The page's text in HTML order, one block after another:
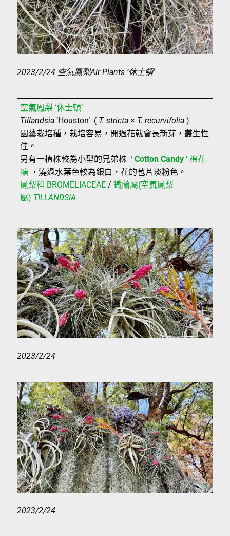
2023/2/24 空氣鳳梨Air Plants ‘休士頓’
空氣鳳梨 ‘休士頓’
Tillandsia‘Houston’ ( T. stricta× T. recurvifolia)
園藝栽培種，栽培容易，開過花就會長新芽，叢生性
佳。
另有一植株較為小型的兄弟株 ‘ Cotton Candy‘ 棉花
糖 ，澆過水葉色較為銀白，花的苞片淡粉色。
鳳梨科 BROMELIACEAE/ 鐵蘭屬(空氣鳳梨
屬) TILLANDSIA
2023/2/24
2023/2/24